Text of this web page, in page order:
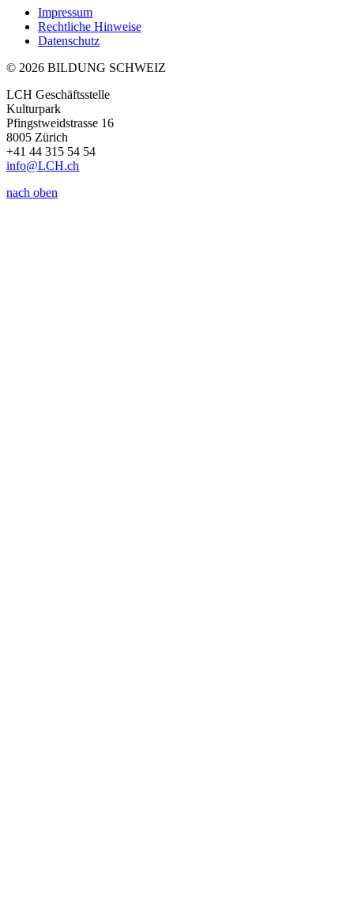
Impressum
Rechtliche Hinweise
Datenschutz
© 2026 BILDUNG SCHWEIZ
LCH Geschäftsstelle
Kulturpark
Pfingstweidstrasse 16
8005 Zürich
+41 44 315 54 54
info@LCH.ch
nach oben